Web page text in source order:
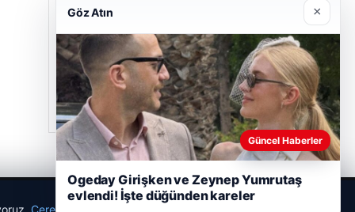
Cengiz Sigorta
23/06/2026
Çerez Politikamız
Göz Atın ×
Güncel Haberler
Ogeday Girişken ve Zeynep Yumrutaş
evlendi! İşte düğünden kareler